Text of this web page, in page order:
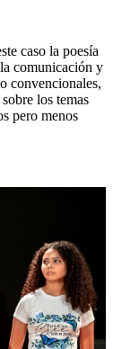
caso la poesía
comunicación y
convencionales,
los temas
pero menos